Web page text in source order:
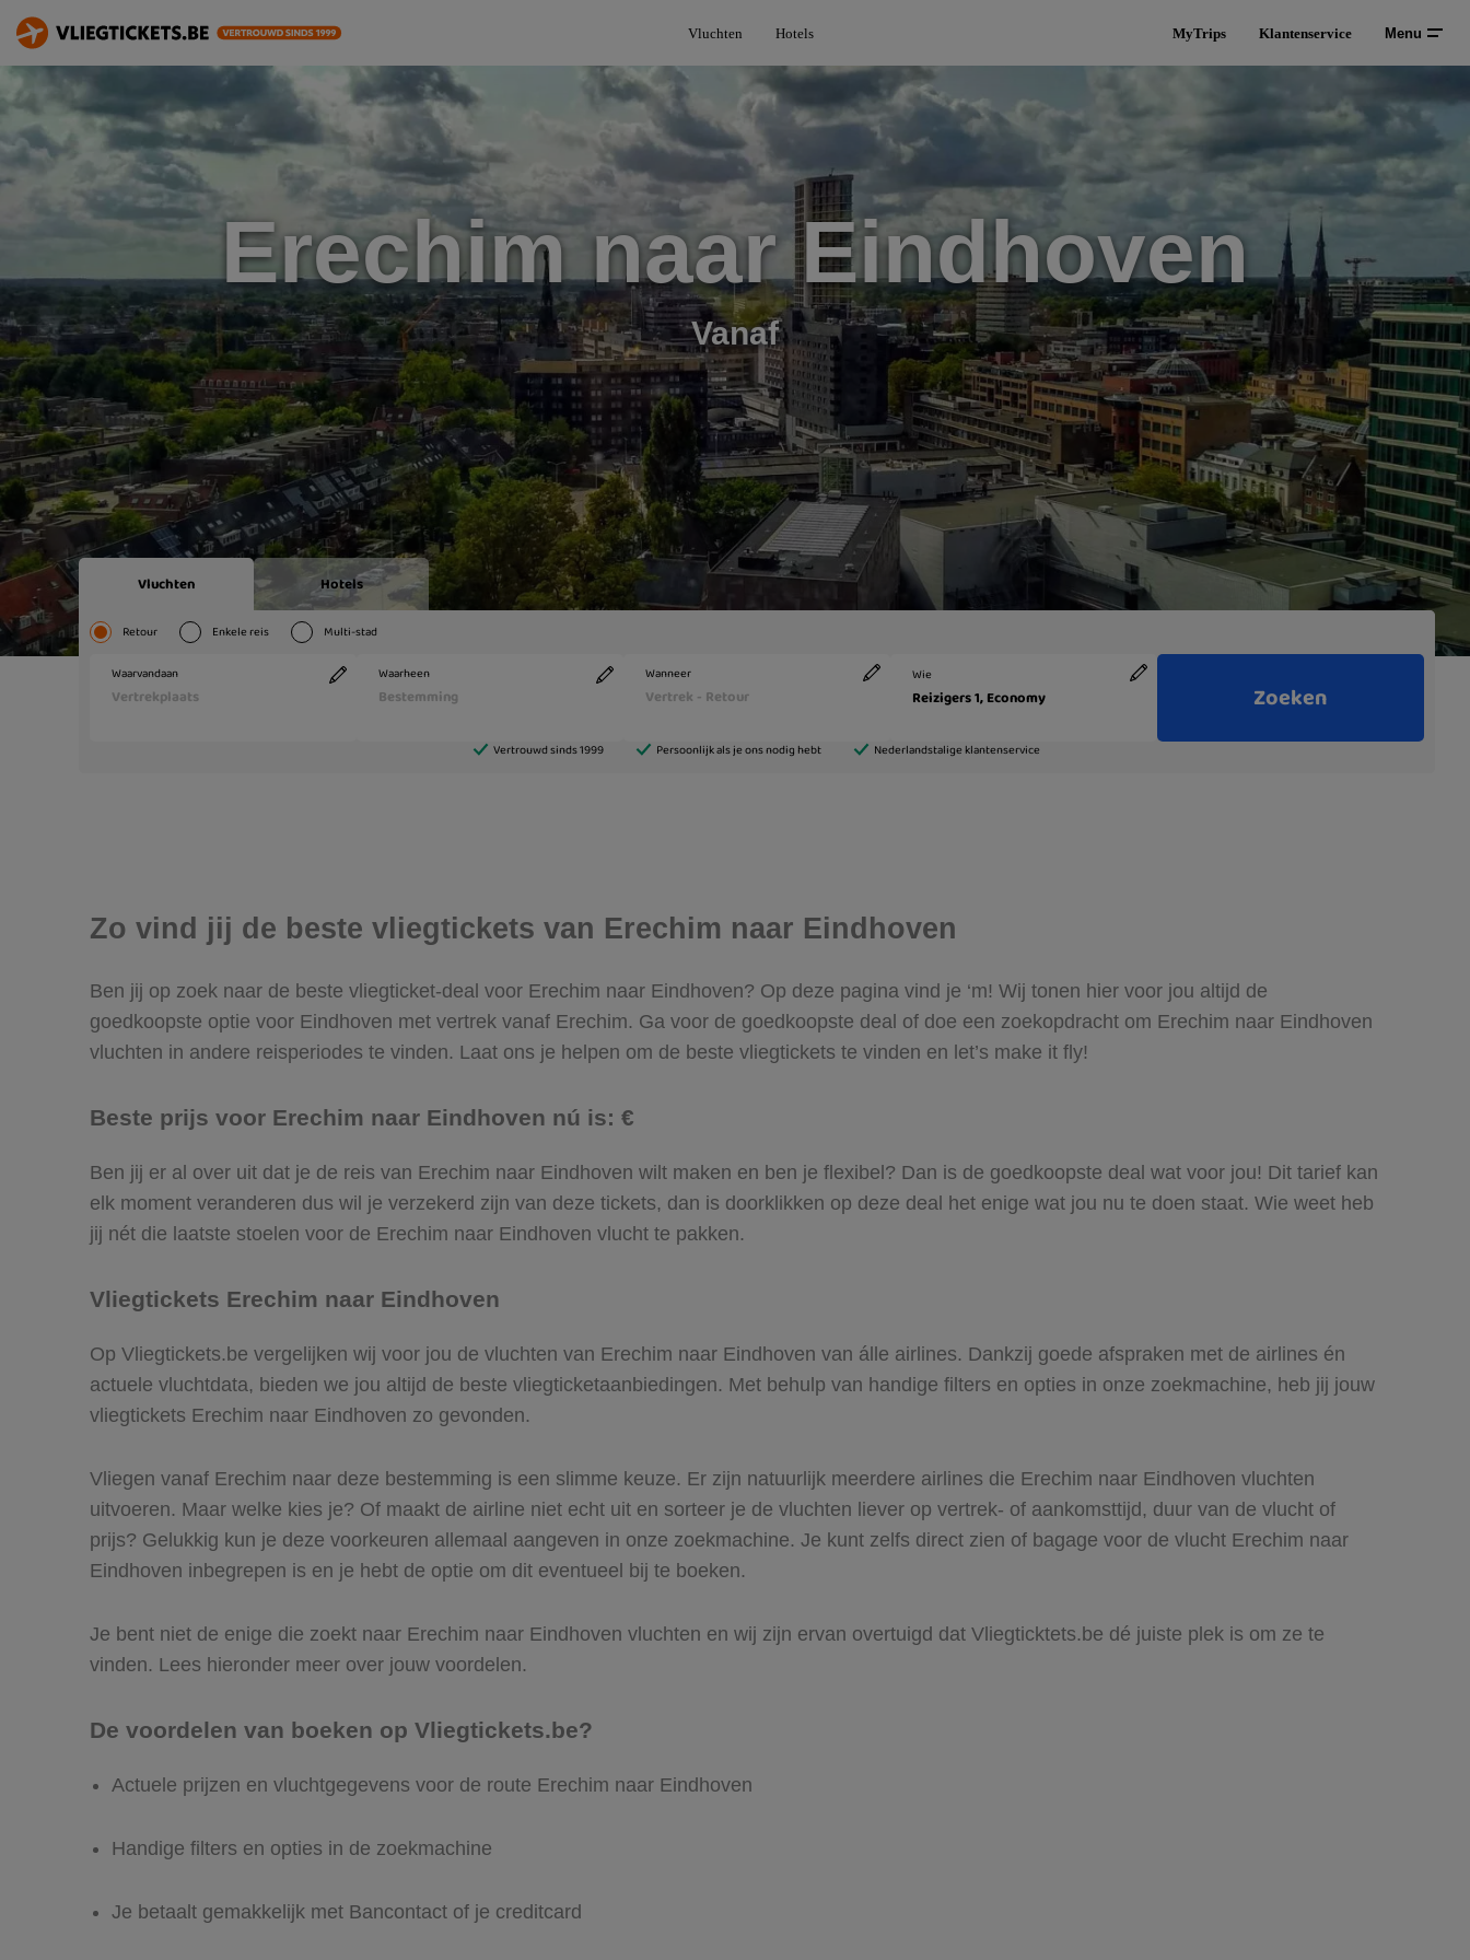
Vluchten Hotels MyTrips Klantenservice Menu
Erechim naar Eindhoven
Vanaf
Zo vind jij de beste vliegtickets van Erechim naar Eindhoven
Ben jij op zoek naar de beste vliegticket-deal voor Erechim naar Eindhoven? Op deze pagina vind je ‘m! Wij tonen hier voor jou altijd de
goedkoopste optie voor Eindhoven met vertrek vanaf Erechim. Ga voor de goedkoopste deal of doe een zoekopdracht om Erechim naar Eindhoven
vluchten in andere reisperiodes te vinden. Laat ons je helpen om de beste vliegtickets te vinden en let’s make it fly!
Beste prijs voor Erechim naar Eindhoven nú is: €
Ben jij er al over uit dat je de reis van Erechim naar Eindhoven wilt maken en ben je flexibel? Dan is de goedkoopste deal wat voor jou! Dit tarief kan
elk moment veranderen dus wil je verzekerd zijn van deze tickets, dan is doorklikken op deze deal het enige wat jou nu te doen staat. Wie weet heb
jij nét die laatste stoelen voor de Erechim naar Eindhoven vlucht te pakken.
Vliegtickets Erechim naar Eindhoven
Op Vliegtickets.be vergelijken wij voor jou de vluchten van Erechim naar Eindhoven van álle airlines. Dankzij goede afspraken met de airlines én
actuele vluchtdata, bieden we jou altijd de beste vliegticketaanbiedingen. Met behulp van handige filters en opties in onze zoekmachine, heb jij jouw
vliegtickets Erechim naar Eindhoven zo gevonden.
Vliegen vanaf Erechim naar deze bestemming is een slimme keuze. Er zijn natuurlijk meerdere airlines die Erechim naar Eindhoven vluchten
uitvoeren. Maar welke kies je? Of maakt de airline niet echt uit en sorteer je de vluchten liever op vertrek- of aankomsttijd, duur van de vlucht of
prijs? Gelukkig kun je deze voorkeuren allemaal aangeven in onze zoekmachine. Je kunt zelfs direct zien of bagage voor de vlucht Erechim naar
Eindhoven inbegrepen is en je hebt de optie om dit eventueel bij te boeken.
Je bent niet de enige die zoekt naar Erechim naar Eindhoven vluchten en wij zijn ervan overtuigd dat Vliegticktets.be dé juiste plek is om ze te
vinden. Lees hieronder meer over jouw voordelen.
De voordelen van boeken op Vliegtickets.be?
Actuele prijzen en vluchtgegevens voor de route Erechim naar Eindhoven
Handige filters en opties in de zoekmachine
Je betaalt gemakkelijk met Bancontact of je creditcard